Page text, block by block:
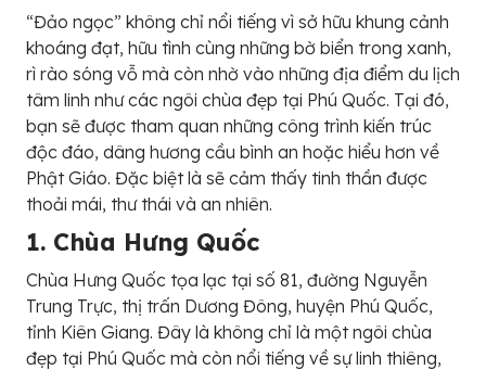
“Đảo ngọc” không chỉ nổi tiếng vì sở hữu khung cảnh
khoáng đạt, hữu tình cùng những bờ biển trong xanh,
rì rào sóng vỗ mà còn nhờ vào những địa điểm du lịch
tâm linh như các ngôi chùa đẹp tại Phú Quốc. Tại đó,
bạn sẽ được tham quan những công trình kiến trúc
độc đáo, dâng hương cầu bình an hoặc hiểu hơn về
Phật Giáo. Đặc biệt là sẽ cảm thấy tinh thần được
thoải mái, thư thái và an nhiên.
1. Chùa Hưng Quốc
Chùa Hưng Quốc tọa lạc tại số 81, đường Nguyễn
Trung Trực, thị trấn Dương Đông, huyện Phú Quốc,
tỉnh Kiên Giang. Đây là không chỉ là một ngôi chùa
đẹp tại Phú Quốc mà còn nổi tiếng về sự linh thiêng,